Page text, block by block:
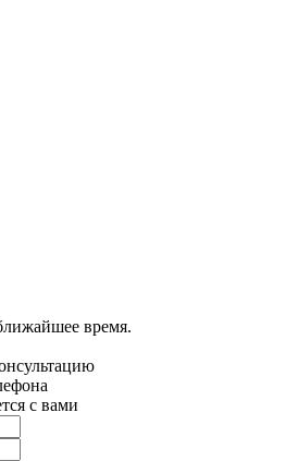
время.
с вами